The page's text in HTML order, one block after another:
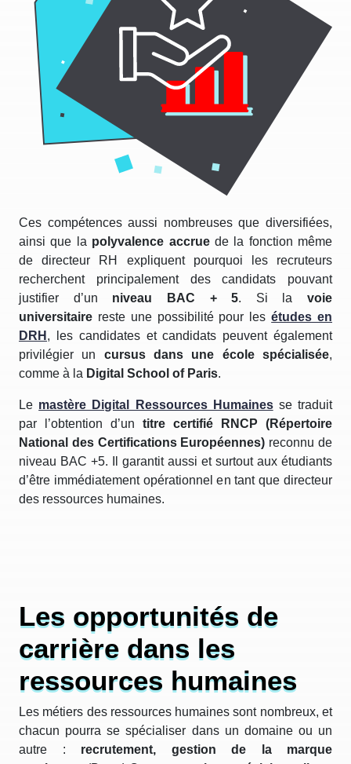
Ces compétences aussi nombreuses que diversifiées,
ainsi que la polyvalence accruede la fonction même
de directeur RH expliquent pourquoi les recruteurs
recherchent principalement des candidats pouvant
justifier d’un niveau BAC + 5. Si la voie
universitaire reste une possibilité pour lesétudes en
DRH , les candidates et candidats peuvent également
privilégier un cursus dans une école spécialisée,
comme à la Digital School of Paris.
Le mastère Digital Ressources Humainesse traduit
par l’obtention d’un titre certifié RNCP (Répertoire
National des Certifications Européennes) reconnu de
niveau BAC +5. Il garantit aussi et surtout aux étudiants
d’être immédiatement opérationnel en tant que directeur
des ressources humaines.
Les opportunités de
carrière dans les
ressources humaines
Les métiers des ressources humaines sont nombreux, et
chacun pourra se spécialiser dans un domaine ou un
autre : recrutement, gestion de la marque